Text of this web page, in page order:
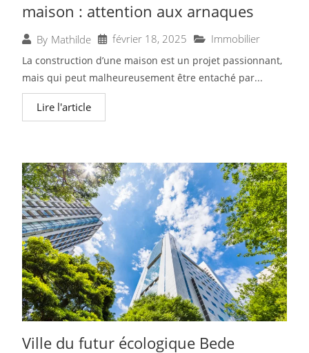
maison : attention aux arnaques
By Mathilde février 18, 2025 Immobilier
La construction d’une maison est un projet passionnant,
mais qui peut malheureusement être entaché par...
Lire l'article
Ville du futur écologique Bede